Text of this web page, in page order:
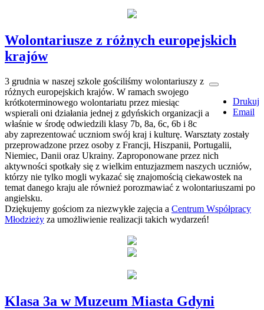
Wolontariusze z różnych europejskich
krajów
Drukuj
Email
3 grudnia w naszej szkole gościliśmy wolontariuszy z
różnych europejskich krajów. W ramach swojego
krótkoterminowego wolontariatu przez miesiąc
wspierali oni działania jednej z gdyńskich organizacji a
właśnie w środę odwiedzili klasy 7b, 8a, 6c, 6b i 8c
aby zaprezentować uczniom swój kraj i kulturę. Warsztaty zostały
przeprowadzone przez osoby z Francji, Hiszpanii, Portugalii,
Niemiec, Danii oraz Ukrainy. Zaproponowane przez nich
aktywności spotkały się z wielkim entuzjazmem naszych uczniów,
którzy nie tylko mogli wykazać się znajomością ciekawostek na
temat danego kraju ale również porozmawiać z wolontariuszami po
angielsku.
Dziękujemy gościom za niezwykłe zajęcia a Centrum Współpracy
Młodzieży za umożliwienie realizacji takich wydarzeń!
Klasa 3a w Muzeum Miasta Gdyni